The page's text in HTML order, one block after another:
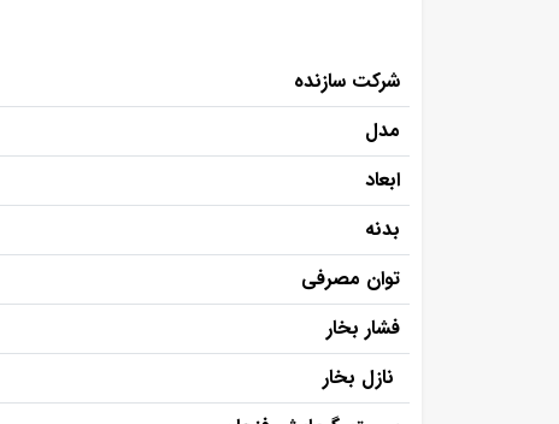
شرکت سازنده
مدل
ابعاد
بدنه
توان مصرفی
فشار بخار
نازل بخار